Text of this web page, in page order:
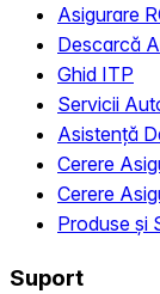
Asigurare
Descarcă
Ghid ITP
Servicii
Asistență
Cerere
Cerere
Produse și
Suport